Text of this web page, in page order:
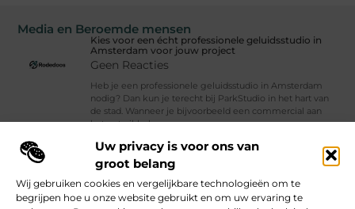
Uw privacy is voor ons van
groot belang
Wij gebruiken cookies en vergelijkbare technologieën om te
begrijpen hoe u onze website gebruikt en om uw ervaring te
Media en Beroemde mensen
Kies voor een écht professionele geluidsstudio in
Amsterdam voor jouw project
Geen Reacties
Heb je een professionele geluidsstudio in Amsterdam
nodig? Dan kun je terecht bij ParkStudio in het hart van
de stad. Wanneer je bijvoorbeeld een commercial aan
het ontwikkelen, een app
Vind Ons Hier :